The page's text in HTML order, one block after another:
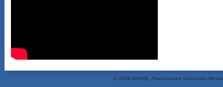
© 2008 ANARE, Associazione Nazionale